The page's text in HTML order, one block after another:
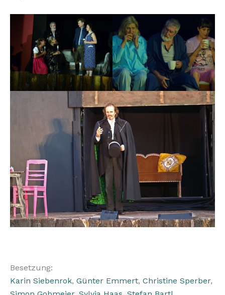
Besetzung:
Karin Siebenrok, Günter Emmert, Christine Sperber,